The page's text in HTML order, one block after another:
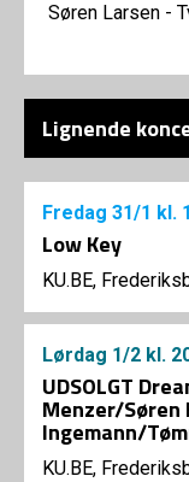
Søren Larsen -
Lignende
Fredag 31/1 kl.
Low Key
KU.BE,
Lørdag 1/2 kl.
UDSOLGT
Menzer/
Ingemann/
KU.BE,